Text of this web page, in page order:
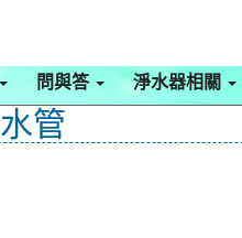
問與答 淨水器相關
管